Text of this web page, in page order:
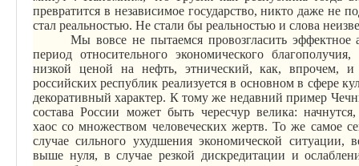
превратится в независимое государство, никто даже не
стал реальностью. Не стали бы реальностью и слова
Мы вовсе не пытаемся провозгласить эффектное
период относительного экономического
низкой ценой на нефть, этнический, как, впрочем, и
российских республик реализуется в основном в сфере
декоративный характер. К тому же недавний пример
состава России может быть чересчур велика:
хаоссо множеством человеческих жертв. То же самое
случае сильного ухудшения экономической ситуации,
выше нуля, в случае резкой дискредитации и